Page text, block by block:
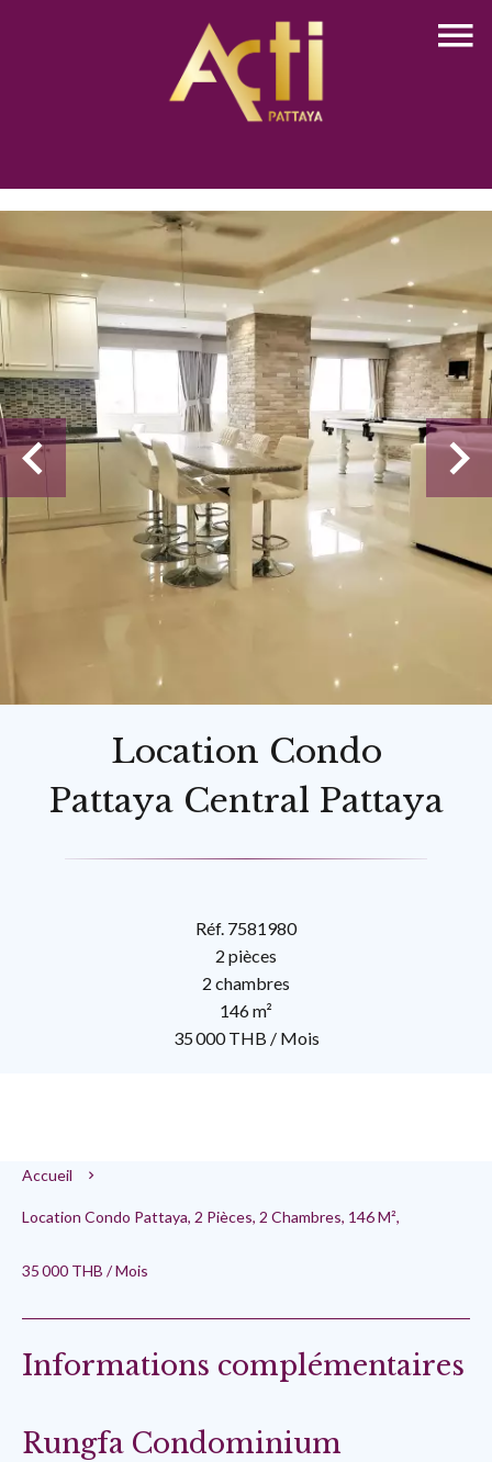
Location Condo
Pattaya Central Pattaya
Réf. 7581980
2 pièces
2 chambres
146 m²
35 000 THB / Mois
Accueil
Location Condo Pattaya, 2 Pièces, 2 Chambres, 146 M²,
35 000 THB / Mois
Informations complémentaires
Rungfa Condominium